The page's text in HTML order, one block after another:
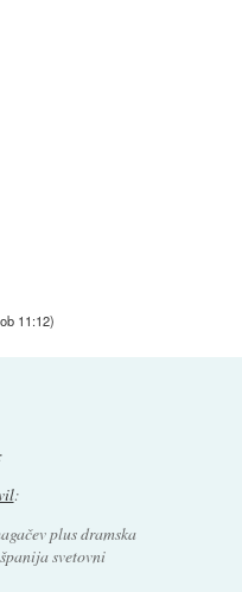
11:12)
:
plus dramska
svetovni